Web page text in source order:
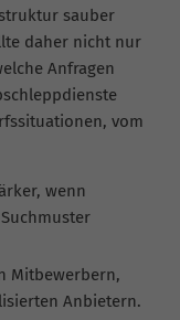
sauber
daher nicht nur
Anfragen
vom
wenn
Mitbewerbern,
Anbietern.